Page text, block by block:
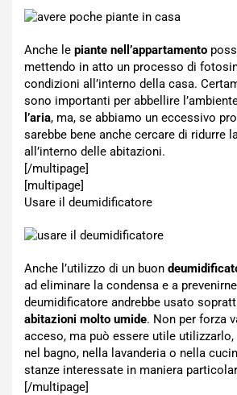
Anche le piante nell’appartamento
mettendo in atto un processo di
condizioni all’interno della casa.
sono importanti per abbellire
l’aria, ma, se abbiamo un eccessivo
sarebbe bene anche cercare di ridurre
all’interno delle abitazioni.
[/multipage]
[multipage]
Usare il deumidificatore
Anche l’utilizzo di un buon
ad eliminare la condensa e a
deumidificatore andrebbe usato
abitazioni molto umide. Non per forza
acceso, ma può essere utile
nel bagno, nella lavanderia o nella
stanze interessate in maniera
[/multipage]